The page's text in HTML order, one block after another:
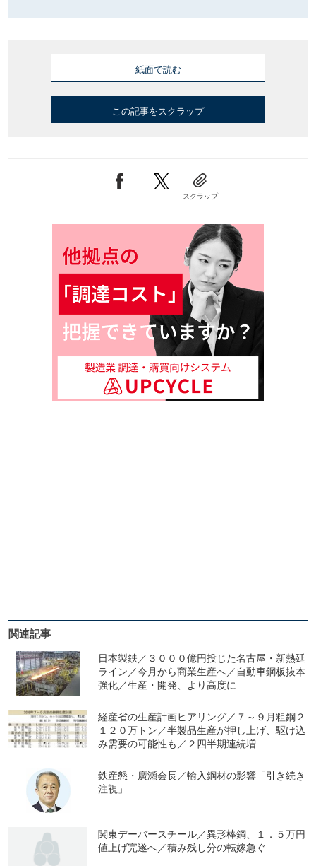
紙面で読む
この記事をスクラップ
スクラップ
関連記事
日本製鉄／３０００億円投じた名古屋・新熱延
ライン／今月から商業生産へ／自動車鋼板抜本
強化／生産・開発、より高度に
経産省の生産計画ヒアリング／７～９月粗鋼２
１２０万トン／半製品生産が押し上げ、駆け込
み需要の可能性も／２四半期連続増
鉄産懇・廣瀬会長／輸入鋼材の影響「引き続き
注視」
関東デーバースチール／異形棒鋼、１．５万円
値上げ完遂へ／積み残し分の転嫁急ぐ